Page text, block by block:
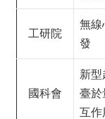
工研院
無線
發
國科會
新
臺於
互作